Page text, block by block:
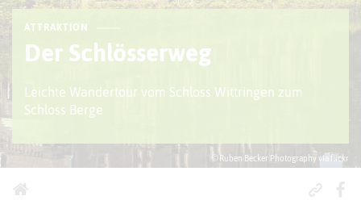
© Ruben Becker Photography via flickr
ATTRAKTION
Der Schlösserweg
Leichte Wandertour vom Schloss Wittringen zum
Schloss Berge